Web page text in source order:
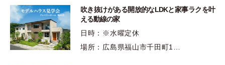
吹き抜けがある開放的なLDKと家事ラクを叶
える動線の家
日時：※水曜定休
場所：広島県福山市千田町1…